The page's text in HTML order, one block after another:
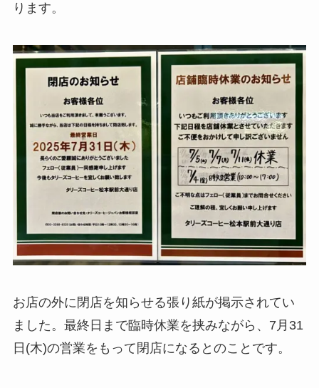
ります。
お店の外に閉店を知らせる張り紙が掲示されてい
ました。最終日まで臨時休業を挟みながら、7月31
日(木)の営業をもって閉店になるとのことです。